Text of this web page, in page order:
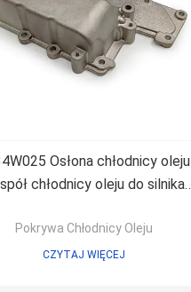
Osłona chłodnicy oleju
chłodnicy oleju do silnika
Pokrywa Chłodnicy Oleju
CZYTAJ WIĘCEJ